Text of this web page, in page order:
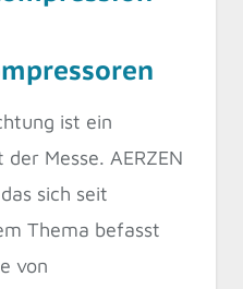
ist ein
Messe. AERZEN
sich seit
Thema befasst
von